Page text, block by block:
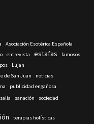
Asociación Esotérica Española
entrevista estafas
famosos
Lujan
de San Juan
noticias
publicidad engañosa
sanación sociedad
terapias holísticas